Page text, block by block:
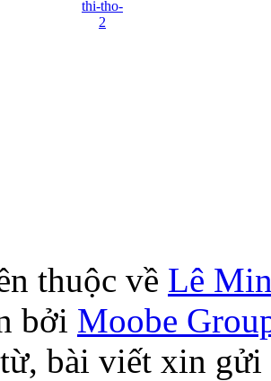
thuộc về Lê
bởi Moobe
bài viết xin gửi